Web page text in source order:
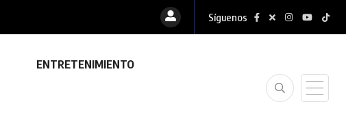
Síguenos
ENTRETENIMIENTO